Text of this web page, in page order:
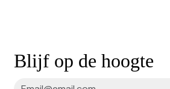
Blijf op de hoogte